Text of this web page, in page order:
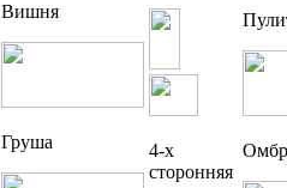
Вишня
Груша
4-х
сторонняя